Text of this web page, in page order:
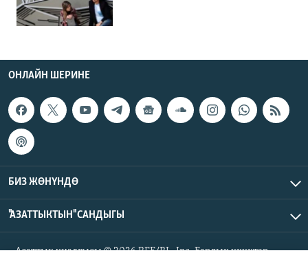
ОНЛАЙН ШЕРИНЕ
БИЗ ЖӨНҮНДӨ
"АЗАТТЫКТЫН" САНДЫГЫ